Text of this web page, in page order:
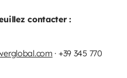
contacter :
· +39 345 770